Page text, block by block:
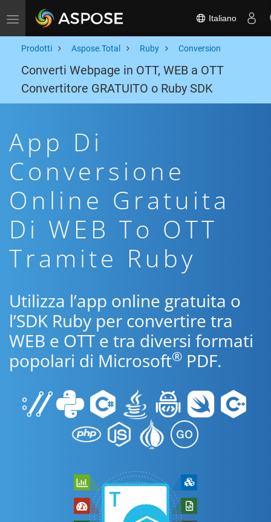
Toggle navigation Italiano
Prodotti Aspose.Total Ruby Conversion
Converti Webpage in OTT, WEB a OTT
Convertitore GRATUITO o Ruby SDK
App Di
Conversione
Online Gratuita
Di WEB To OTT
Tramite Ruby
Utilizza l’app online gratuita o
l’SDK Ruby per convertire tra
WEB e OTT e tra diversi formati
popolari di Microsoft® PDF.